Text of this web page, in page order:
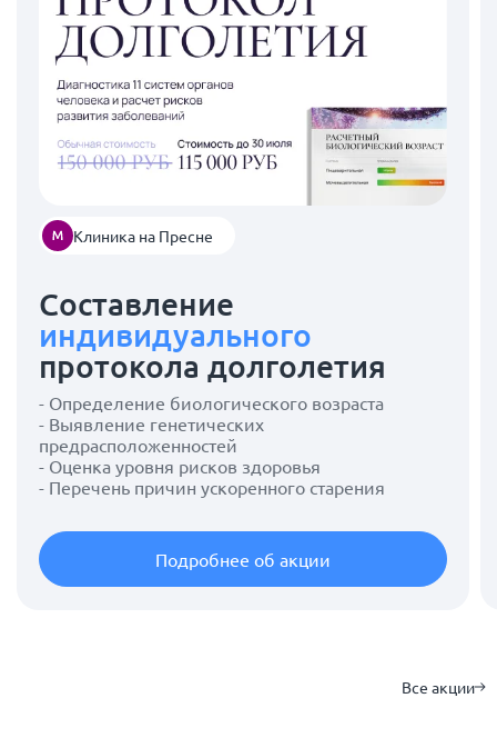
Клиника на Пресне
Составление
индивидуального
протокола долголетия
- Определение биологического возраста
- Выявление генетических
предрасположенностей
- Оценка уровня рисков здоровья
- Перечень причин ускоренного старения
Подробнее об акции
Все акции